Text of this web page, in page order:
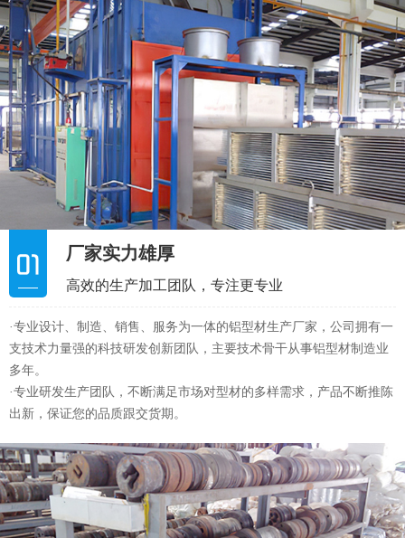
厂家实力雄厚
高效的生产加工团队，专注更专业
·专业设计、制造、销售、服务为一体的铝型材生产厂家，公司拥有一
支技术力量强的科技研发创新团队，主要技术骨干从事铝型材制造业
多年。
·专业研发生产团队，不断满足市场对型材的多样需求，产品不断推陈
出新，保证您的品质跟交货期。
加工设备齐全